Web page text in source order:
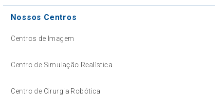
Nossos Centros
Centros de Imagem
Centro de Simulação Realística
Centro de Cirurgia Robótica